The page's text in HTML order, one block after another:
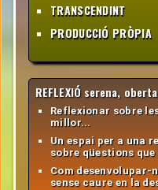
TRANSCENDINT
PRODUCCIÓ PRÒPIA
REFLEXIÓ serena,
Reflexionar sobre
millor...
Un espai per a una
sobre qüestions
Com desenvolupar-
sense caure en la